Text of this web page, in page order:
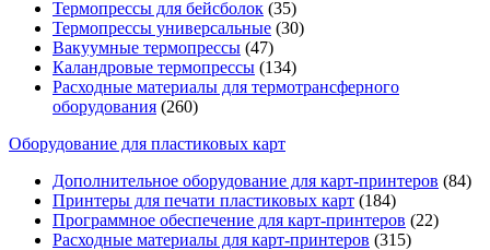
Термопрессы для бейсболок (35)
Термопрессы универсальные (30)
Вакуумные термопрессы (47)
Каландровые термопрессы (134)
Расходные материалы для термотрансферного
оборудования (260)
Оборудование для пластиковых карт
Дополнительное оборудование для карт-принтеров (84)
Принтеры для печати пластиковых карт (184)
Программное обеспечение для карт-принтеров (22)
Расходные материалы для карт-принтеров (315)